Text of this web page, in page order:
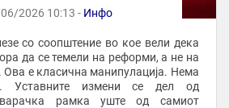
2026 10:13 - Инфо
со соопштение во кое вели дека
да се темели на реформи, а не на
Ова е класична манипулација. Нема
Уставните измени се дел од
рамка уште од самиот